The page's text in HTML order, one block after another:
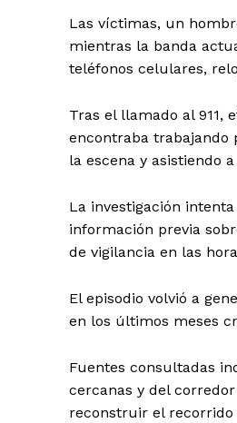
Las víctimas, un
mientras la banda
teléfonos celulares,
Tras el llamado al 911,
encontraba trabajando
la escena y asistiendo
La investigación
información previa
de vigilancia en las
El episodio volvió a
en los últimos meses
Fuentes consultadas
cercanas y del
reconstruir el recorrido